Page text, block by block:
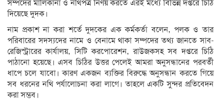
সম্পদের মালিকানা ও নথিপত্র নির্ণয় করতে এরই মধ্যে বিভিন্ন দপ্তরে চিঠি
দিয়েছে দুদক।
নাম প্রকাশ না করা শর্তে দুদকের এক কর্মকর্তা বলেন, পলক ও তার
পরিবারের সদস্যদের নামে ও বেনামে থাকা সম্পদের তথ্য জানতে সাব-
রেজিস্ট্রারের কার্যালয়, সিটি করপোরেশন, রাউজকসহ সব দপ্তরে চিঠি
পাঠানো হয়েছে। এসব চিঠির উত্তর পেলেই আমরা অনুসন্ধানের পরবর্তী
ধাপে চলে যাবো। কারণ একজন ব্যক্তির বিরুদ্ধে অনুসন্ধান করতে গিয়ে
সব ধরনের নথি পর্যালোচনা করা লাগে। তাহলে একটি সুন্দর প্রতিবেদন
করা সম্ভব।